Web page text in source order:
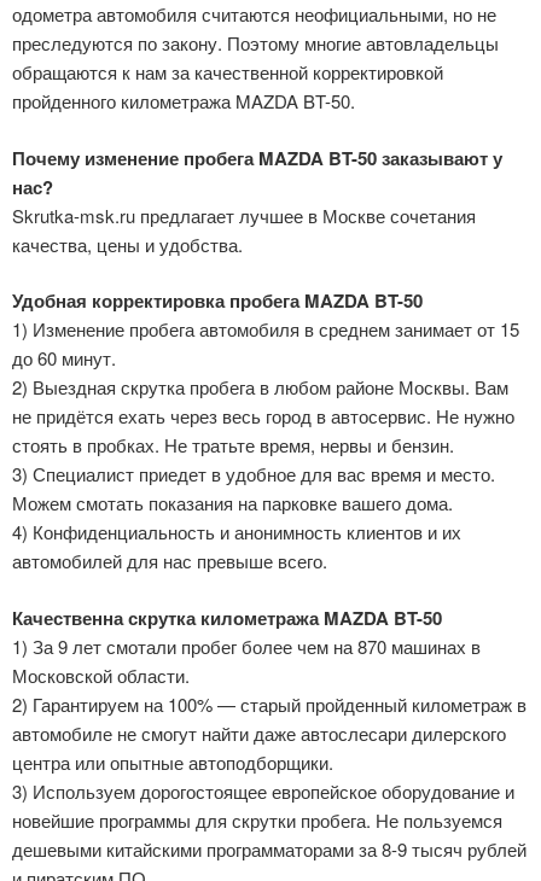
одометра автомобиля считаются неофициальными, но не
преследуются по закону. Поэтому многие автовладельцы
обращаются к нам за качественной корректировкой
пройденного километража MAZDA BT-50.
Почему изменение пробега MAZDA BT-50 заказывают у
нас?
Skrutka-msk.ru предлагает лучшее в Москве сочетания
качества, цены и удобства.
Удобная корректировка пробега MAZDA BT-50
1) Изменение пробега автомобиля в среднем занимает от 15
до 60 минут.
2) Выездная скрутка пробега в любом районе Москвы. Вам
не придётся ехать через весь город в автосервис. Не нужно
стоять в пробках. Не тратьте время, нервы и бензин.
3) Специалист приедет в удобное для вас время и место.
Можем смотать показания на парковке вашего дома.
4) Конфиденциальность и анонимность клиентов и их
автомобилей для нас превыше всего.
Качественна скрутка километража MAZDA BT-50
1) За 9 лет смотали пробег более чем на 870 машинах в
Московской области.
2) Гарантируем на 100% — старый пройденный километраж в
автомобиле не смогут найти даже автослесари дилерского
центра или опытные автоподборщики.
3) Используем дорогостоящее европейское оборудование и
новейшие программы для скрутки пробега. Не пользуемся
дешевыми китайскими программаторами за 8-9 тысяч рублей